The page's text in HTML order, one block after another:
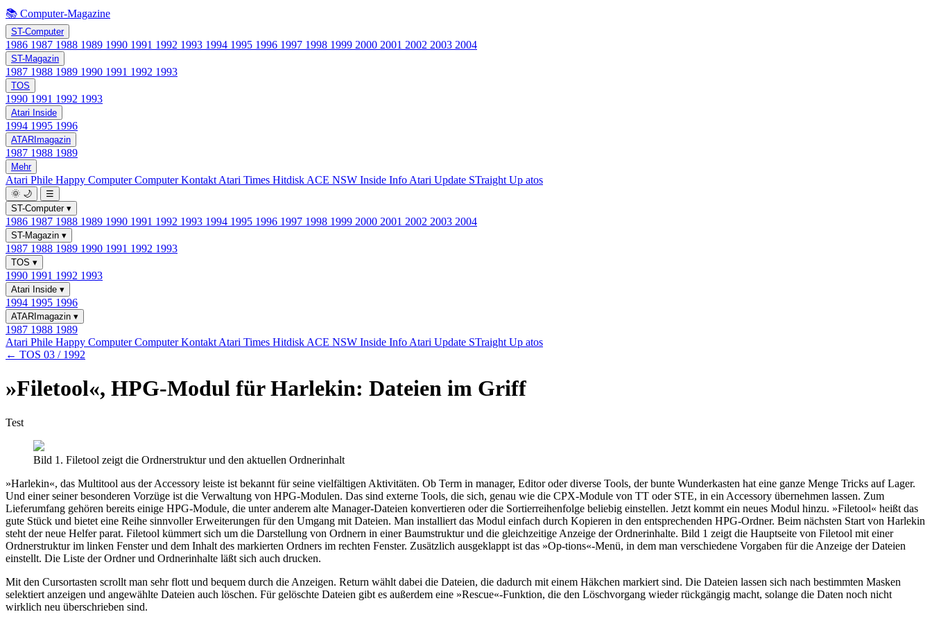
📚 Computer-Magazine
ST-Computer
1986 1987 1988 1989 1990 1991 1992 1993 1994 1995 1996 1997 1998 1999 2000 2001 2002 2003 2004
ST-Magazin
1987 1988 1989 1990 1991 1992 1993
TOS
1990 1991 1992 1993
Atari Inside
1994 1995 1996
ATARImagazin
1987 1988 1989
Mehr
Atari Phile Happy ComputerComputer Kontakt Atari Times Hitdisk ACE NSW Inside Info Atari Update STraight Up atos
🌞 🌙
☰
ST-Computer ▾
1986 1987 1988 1989 1990 1991 1992 1993 1994 1995 1996 1997 1998 1999 2000 2001 2002 2003 2004
ST-Magazin ▾
1987 1988 1989 1990 1991 1992 1993
TOS ▾
1990 1991 1992 1993
Atari Inside ▾
1994 1995 1996
ATARImagazin ▾
1987 1988 1989
Atari Phile Happy ComputerComputer Kontakt Atari Times Hitdisk ACE NSW Inside Info Atari Update STraight Up atos
← TOS 03 / 1992
»Filetool«, HPG-Modul für Harlekin: Dateien im Griff
Test
Bild 1. Filetool zeigt die Ordnerstruktur und den aktuellen Ordnerinhalt
»Harlekin«, das Multitool aus der Accessory leiste ist bekannt für seine vielfältigen Aktivitäten. Ob Term in manager, Editor oder diverse Tools, der bunte Wunderkasten hat eine ganze Menge Tricks auf Lager.
Und einer seiner besonderen Vorzüge ist die Verwaltung von HPG-Modulen. Das sind externe Tools, die sich, genau wie die CPX-Module von TT oder STE, in ein Accessory übernehmen lassen. Zum
Lieferumfang gehören bereits einige HPG-Module, die unter anderem alte Manager-Dateien konvertieren oder die Sortierreihenfolge beliebig einstellen. Jetzt kommt ein neues Modul hinzu. »Filetool« heißt das
gute Stück und bietet eine Reihe sinnvoller Erweiterungen für den Umgang mit Dateien. Man installiert das Modul einfach durch Kopieren in den entsprechenden HPG-Ordner. Beim nächsten Start von Harlekin
steht der neue Helfer parat. Filetool kümmert sich um die Darstellung von Ordnern in einer Baumstruktur und die gleichzeitige Anzeige der Ordnerinhalte. Bild 1 zeigt die Hauptseite von Filetool mit einer
Ordnerstruktur im linken Fenster und dem Inhalt des markierten Ordners im rechten Fenster. Zusätzlich ausgeklappt ist das »Op-tions«-Menü, in dem man verschiedene Vorgaben für die Anzeige der Dateien
einstellt. Die Liste der Ordner und Ordnerinhalte läßt sich auch drucken.
Mit den Cursortasten scrollt man sehr flott und bequem durch die Anzeigen. Return wählt dabei die Dateien, die dadurch mit einem Häkchen markiert sind. Die Dateien lassen sich nach bestimmten Masken
selektiert anzeigen und angewählte Dateien auch löschen. Für gelöschte Dateien gibt es außerdem eine »Rescue«-Funktion, die den Löschvorgang wieder rückgängig macht, solange die Daten noch nicht
wirklich neu überschrieben sind.